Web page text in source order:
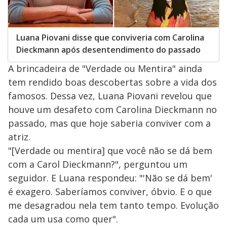
Luana Piovani disse que conviveria com Carolina
Dieckmann após desentendimento do passado
A brincadeira de "Verdade ou Mentira" ainda
tem rendido boas descobertas sobre a vida dos
famosos. Dessa vez, Luana Piovani revelou que
houve um desafeto com Carolina Dieckmann no
passado, mas que hoje saberia conviver com a
atriz.
"[Verdade ou mentira] que você não se dá bem
com a Carol Dieckmann?", perguntou um
seguidor. E Luana respondeu: "'Não se dá bem'
é exagero. Saberíamos conviver, óbvio. E o que
me desagradou nela tem tanto tempo. Evolução
cada um usa como quer".